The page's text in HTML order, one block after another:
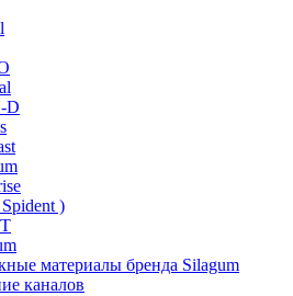
D
)
материалы бренда Silagum
каналов